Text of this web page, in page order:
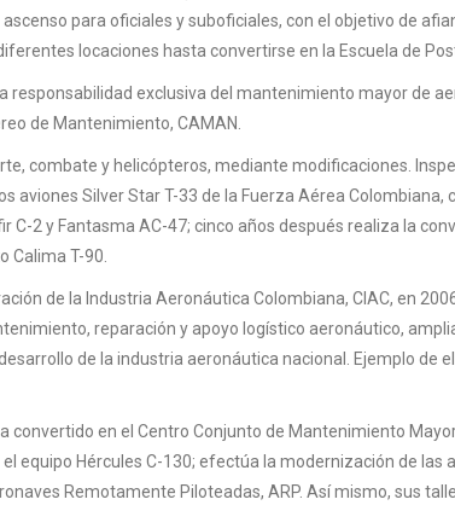
para oficiales y suboficiales, con el objetivo de
locaciones hasta convertirse en la Escuela de
exclusiva del mantenimiento mayor de
de Mantenimiento, CAMAN.
combate y helicópteros, mediante modificaciones.
aviones Silver Star T-33 de la Fuerza Aérea
2 y Fantasma AC-47; cinco años después realiza la
Calima T-90.
de la Industria Aeronáutica Colombiana, CIAC, en
reparación y apoyo logístico aeronáutico,
de la industria aeronáutica nacional. Ejemplo de
convertido en el Centro Conjunto de Mantenimiento
equipo Hércules C-130; efectúa la modernización de las
Remotamente Piloteadas, ARP. Así mismo, sus